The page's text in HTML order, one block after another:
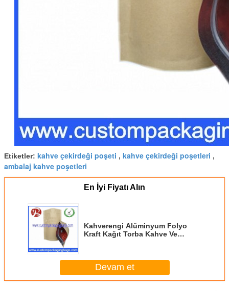
Etiketler: kahve çekirdeği poşeti , kahve çekirdeği poşetleri ,
ambalaj kahve poşetleri
En İyi Fiyatı Alın
Kahverengi Alüminyum Folyo
Kraft Kağıt Torba Kahve Ve
Devam et